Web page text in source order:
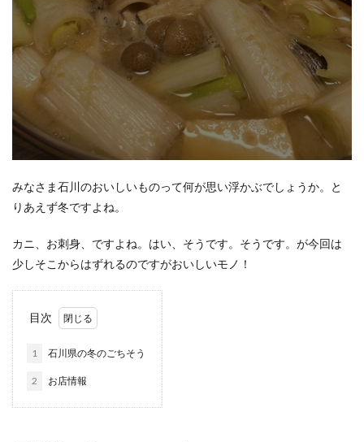
みなさま石川のおいしいものって何が思い浮かぶでしょうか。と
りあえず冬ですよね。
カニ、お刺身、ですよね。はい、そうです。そうです。が今回は
少しそこからはずれるのですがおいしいモノ！
目次
1 石川県の冬のごちそう
2 お店情報